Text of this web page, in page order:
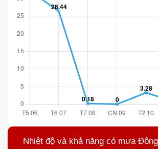
Nhiệt độ và khả năng có mưa